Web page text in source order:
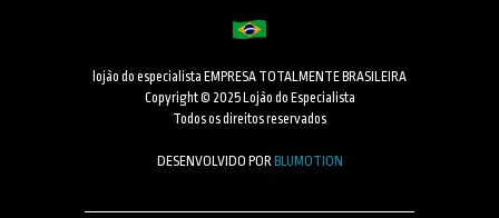
lojão do especialista EMPRESA TOTALMENTE BRASILEIRA
Copyright © 2025 Lojão do Especialista
Todos os direitos reservados
DESENVOLVIDO POR BLUMOTION